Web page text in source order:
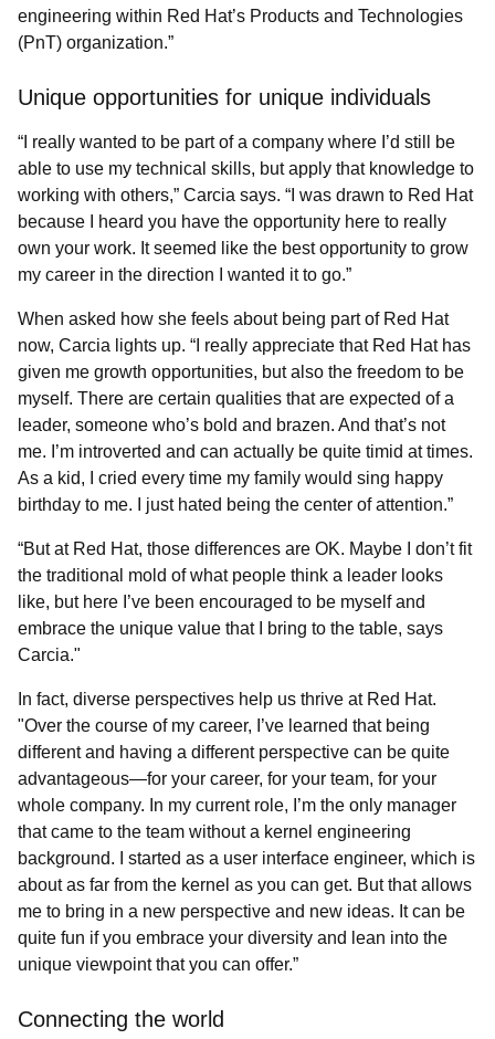
engineering within Red Hat’s Products and Technologies
(PnT) organization.”
Unique opportunities for unique individuals
“I really wanted to be part of a company where I’d still be
able to use my technical skills, but apply that knowledge to
working with others,” Carcia says. “I was drawn to Red Hat
because I heard you have the opportunity here to really
own your work. It seemed like the best opportunity to grow
my career in the direction I wanted it to go.”
When asked how she feels about being part of Red Hat
now, Carcia lights up. “I really appreciate that Red Hat has
given me growth opportunities, but also the freedom to be
myself. There are certain qualities that are expected of a
leader, someone who’s bold and brazen. And that’s not
me. I’m introverted and can actually be quite timid at times.
As a kid, I cried every time my family would sing happy
birthday to me. I just hated being the center of attention.”
“But at Red Hat, those differences are OK. Maybe I don’t fit
the traditional mold of what people think a leader looks
like, but here I’ve been encouraged to be myself and
embrace the unique value that I bring to the table, says
Carcia."
In fact, diverse perspectives help us thrive at Red Hat.
"Over the course of my career, I’ve learned that being
different and having a different perspective can be quite
advantageous—for your career, for your team, for your
whole company. In my current role, I’m the only manager
that came to the team without a kernel engineering
background. I started as a user interface engineer, which is
about as far from the kernel as you can get. But that allows
me to bring in a new perspective and new ideas. It can be
quite fun if you embrace your diversity and lean into the
unique viewpoint that you can offer.”
Connecting the world